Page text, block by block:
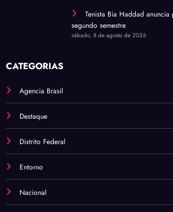
Tenista Bia Haddad anuncia
segundo semestre
sábado, 8 de agosto de 2026
CATEGORIAS
Agencia Brasil
Destaque
Distrito Federal
Entorno
Nacional